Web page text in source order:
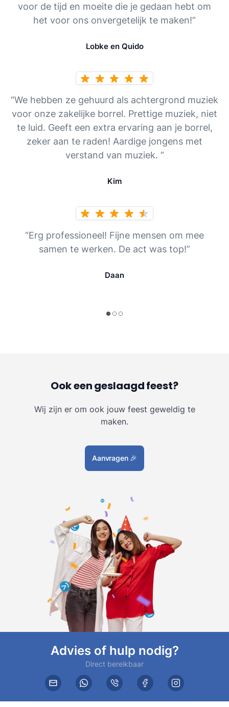
voor de tijd en moeite die je gedaan hebt om
het voor ons onvergetelijk te maken!”
Lobke en Quido
“We hebben ze gehuurd als achtergrond muziek
voor onze zakelijke borrel. Prettige muziek, niet
te luid. Geeft een extra ervaring aan je borrel,
zeker aan te raden! Aardige jongens met
verstand van muziek. ”
Kim
“Erg professioneel! Fijne mensen om mee
samen te werken. De act was top!”
Daan
Ook een geslaagd feest?
Wij zijn er om ook jouw feest geweldig te
maken.
Aanvragen 🎉
Advies of hulp nodig?
Direct bereikbaar